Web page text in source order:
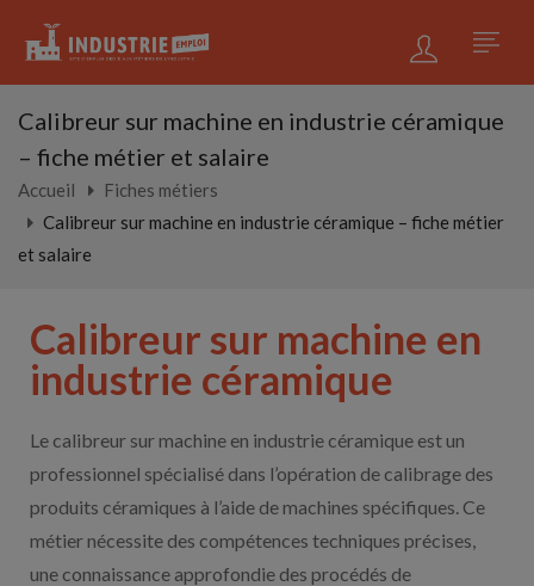
Calibreur sur machine en industrie céramique
– fiche métier et salaire
Accueil
Fiches métiers
Calibreur sur machine en industrie céramique – fiche métier
et salaire
Calibreur sur machine en
industrie céramique
Le calibreur sur machine en industrie céramique est un
professionnel spécialisé dans l’opération de calibrage des
produits céramiques à l’aide de machines spécifiques. Ce
métier nécessite des compétences techniques précises,
une connaissance approfondie des procédés de